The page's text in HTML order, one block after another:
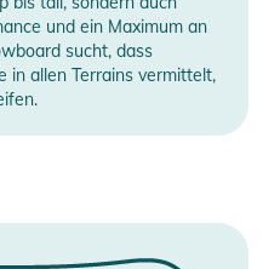
und ein Maximum an
sucht, dass
in allen Terrains vermittelt,